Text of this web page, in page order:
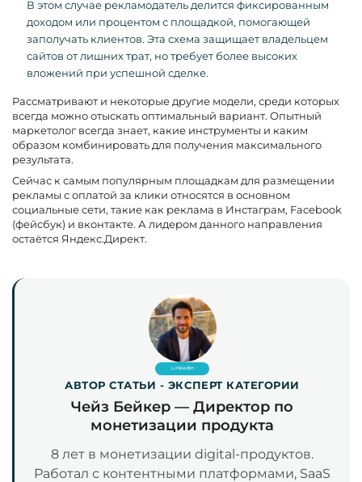
В этом случае рекламодатель делится фиксированным
доходом или процентом с площадкой, помогающей
заполучать клиентов. Эта схема защищает владельцем
сайтов от лишних трат, но требует более высоких
вложений при успешной сделке.
Рассматривают и некоторые другие модели, среди которых
всегда можно отыскать оптимальный вариант. Опытный
маркетолог всегда знает, какие инструменты и каким
образом комбинировать для получения максимального
результата.
Сейчас к самым популярным площадкам для размещении
рекламы с оплатой за клики относятся в основном
социальные сети, такие как реклама в Инстаграм, Facebook
(фейсбук) и вконтакте. А лидером данного направления
остаётся Яндекс.Директ.
LinkedIn
АВТОР СТАТЬИ - ЭКСПЕРТ КАТЕГОРИИ
Чейз Бейкер — Директор по
монетизации продукта
8 лет в монетизации digital-продуктов.
Работал с контентными платформами, SaaS